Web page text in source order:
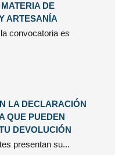
DE
ARTESANÍA
convocatoria es
LA DECLARACIÓN
QUE PUEDEN
DEVOLUCIÓN
presentan su...